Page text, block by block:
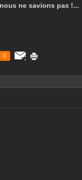
ne savions pas !...
0